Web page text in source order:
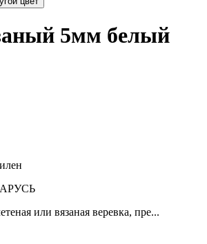
5мм белый
или вязаная веревка, пре...